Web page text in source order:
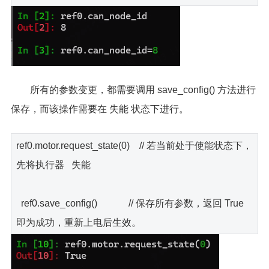
所有的参数变更，都需要调用 save_config() 方法进行
保存，而该操作需要在 失能 状态下进行。
ref0.motor.request_state(0) // 若当前处于使能状态下，
先将执行器 失能
ref0.save_config() // 保存所有参数，返回 True
即为成功，重新上电后生效。